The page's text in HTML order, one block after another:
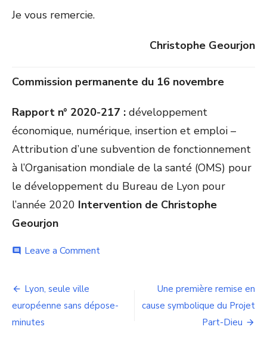
Je vous remercie.
Christophe Geourjon
Commission permanente du 16 novembre
Rapport n° 2020-217 : développement
économique, numérique, insertion et emploi –
Attribution d’une subvention de fonctionnement
à l’Organisation mondiale de la santé (OMS) pour
le développement du Bureau de Lyon pour
l’année 2020 Intervention de Christophe
Geourjon
comment Leave a Commenton
Où
Navigation
de
l’article
Lyon, seule ville
européenne sans dépose-
minutes
Une première remise en
cause symbolique du Projet
Part-Dieu